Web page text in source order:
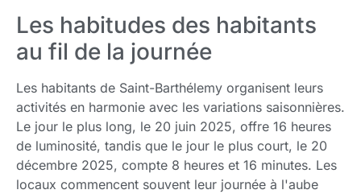
Les habitudes des habitants
au fil de la journée
Les habitants de Saint-Barthélemy organisent leurs
activités en harmonie avec les variations saisonnières.
Le jour le plus long, le 20 juin 2025, offre 16 heures
de luminosité, tandis que le jour le plus court, le 20
décembre 2025, compte 8 heures et 16 minutes. Les
locaux commencent souvent leur journée à l'aube